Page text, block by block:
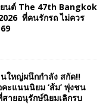
นต์ The 47th Bangkok
ที่คนรักรถ ไม่ควร
ใหญ่ผนึกกำลัง สกัด!!
ะแนนนิยม ‘ส้ม’ พุ่งชน
สายอนุรักษ์นิยมเลิกรบ